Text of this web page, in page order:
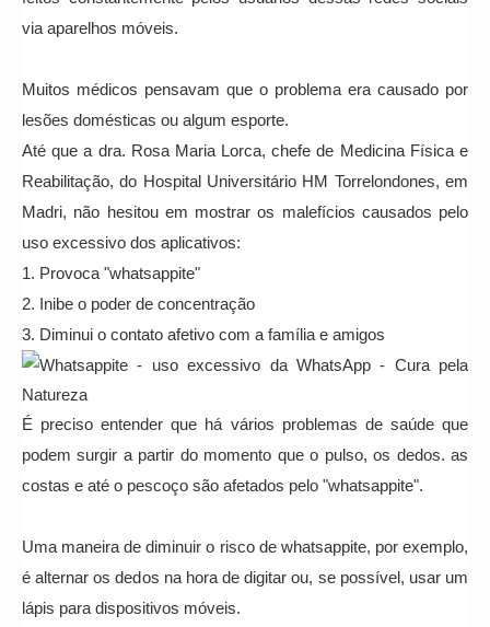
via aparelhos móveis.
Muitos médicos pensavam que o problema era causado por
lesões domésticas ou algum esporte.
Até que a dra. Rosa Maria Lorca, chefe de Medicina Física e
Reabilitação, do Hospital Universitário HM Torrelondones, em
Madri, não hesitou em mostrar os malefícios causados pelo
uso excessivo dos aplicativos:
1. Provoca "whatsappite"
2. Inibe o poder de concentração
3. Diminui o contato afetivo com a família e amigos
whatsappite_-_uso_excessivo_whatsapp.jpg
É preciso entender que há vários problemas de saúde que
podem surgir a partir do momento que o pulso, os dedos. as
costas e até o pescoço são afetados pelo "whatsappite".
Uma maneira de diminuir o risco de whatsappite, por exemplo,
é alternar os dedos na hora de digitar ou, se possível, usar um
lápis para dispositivos móveis.